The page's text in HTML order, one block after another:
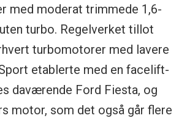
med moderat trimmede 1,6-
turbo. Regelverket tillot
turbomotorer med lavere
etablerte med en facelift-
daværende Ford Fiesta, og
motor, som det også går flere